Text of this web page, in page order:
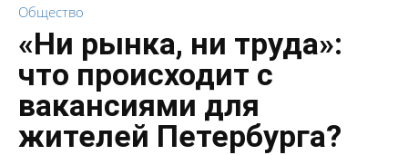
Общество
«Ни рынка, ни труда»:
что происходит с
вакансиями для
жителей Петербурга?